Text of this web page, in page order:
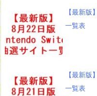
【最新
一覧表
【最新
一覧表